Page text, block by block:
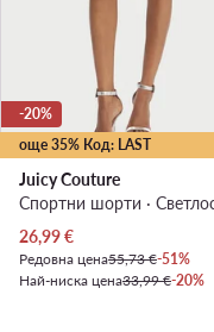
още 35% Код: LAST
-20%
Juicy Couture
Актуална цена
26,99€
Редовна цена55,73 €-51%
Най-ниска цена33,99 €-20%